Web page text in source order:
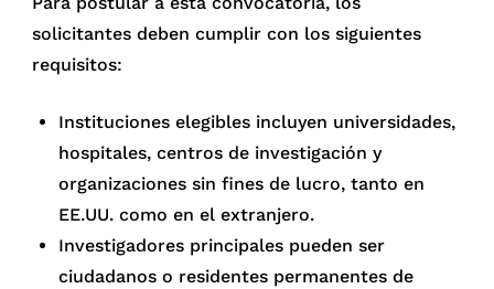
solicitantes deben cumplir con los siguientes
requisitos:
Instituciones elegibles incluyen universidades,
hospitales, centros de investigación y
organizaciones sin fines de lucro, tanto en
EE.UU. como en el extranjero.
Investigadores principales pueden ser
ciudadanos o residentes permanentes de